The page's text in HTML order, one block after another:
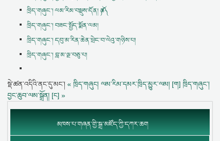
ཁྲིད་གཞུང་། ལམ་རིམ་བསྡུས་དོན། ༼ཆ༽
ཁྲིད་གཞུང་། བཟང་སྤྱོད་སྨོན་ལམ།
ཁྲིད་གཞུང་། དབུ་མ་རིན་ཆེན་ཕྲེང་བ་ལེའུ་གཉིས་པ།
ཁྲིད་གཞུང་། བླ་མ་ལྔ་བཅུ་པ།
སྡེ་ཚན་འདིའི་ནང་དུ་མང་། « ཁྲིད་གཞུང། ལམ་རིམ་དམར་ཁྲིད་མྱུར་ལམ། [ག] ཁྲིད་གཞུང་།
བྱང་ཆུབ་ལམ་སྒྲོན། [ང] »
མཁས་པ་གཞན་གྱི་སྒྲ་མཛོད་ཀྱི་དཀར་ཆག